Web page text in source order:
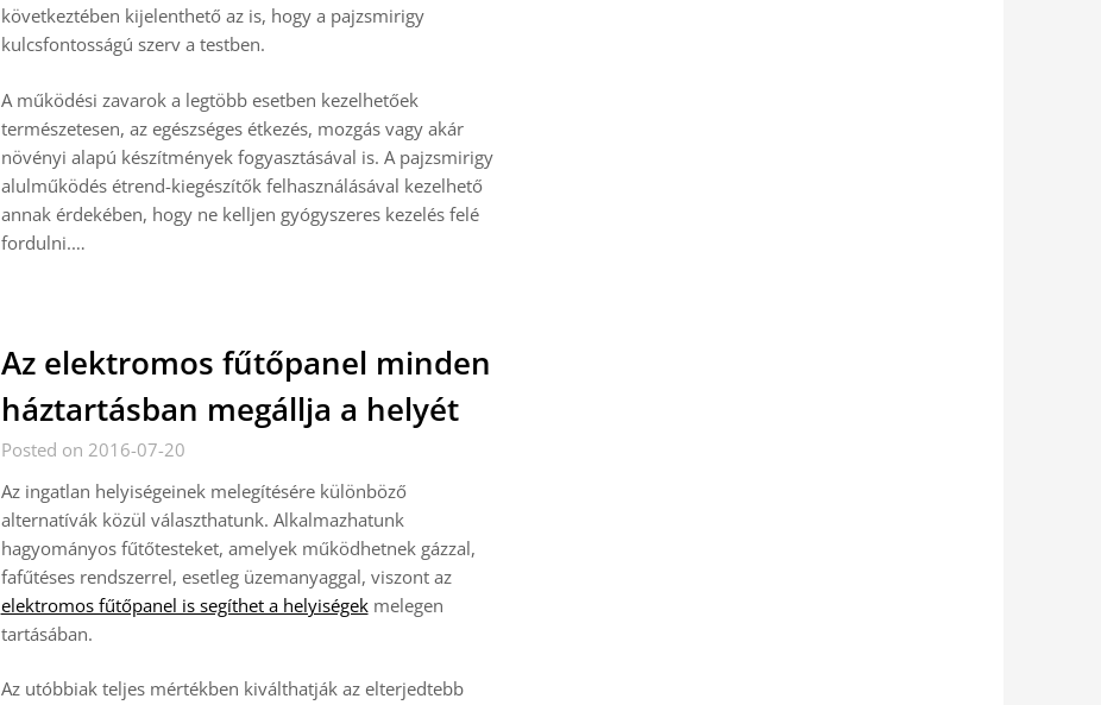
következtében kijelenthető az is, hogy a pajzsmirigy
kulcsfontosságú szerv a testben.
A működési zavarok a legtöbb esetben kezelhetőek
természetesen, az egészséges étkezés, mozgás vagy akár
növényi alapú készítmények fogyasztásával is. A pajzsmirigy
alulműködés étrend-kiegészítők felhasználásával kezelhető
annak érdekében, hogy ne kelljen gyógyszeres kezelés felé
fordulni.…
Az elektromos fűtőpanel minden
háztartásban megállja a helyét
Posted on 2016-07-20
Az ingatlan helyiségeinek melegítésére különböző
alternatívák közül választhatunk. Alkalmazhatunk
hagyományos fűtőtesteket, amelyek működhetnek gázzal,
fafűtéses rendszerrel, esetleg üzemanyaggal, viszont az
elektromos fűtőpanel is segíthet a helyiségekmelegen
tartásában.
Az utóbbiak teljes mértékben kiválthatják az elterjedtebb